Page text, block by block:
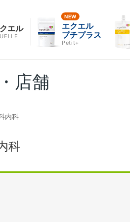
エル
エクエル
プチプラス
Petit+
店舗
内科
科